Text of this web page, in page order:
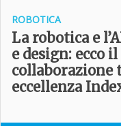
ROBOTICA
La robotica e
e design: ecco
collaborazione
eccellenza